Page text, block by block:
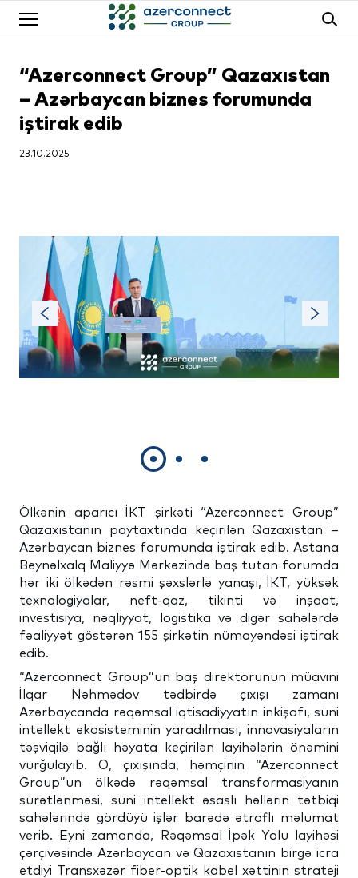
“Azerconnect Group” Qazaxıstan
– Azərbaycan biznes forumunda
iştirak edib
23.10.2025
Ölkənin aparıcı İKT şirkəti “Azerconnect Group”
Qazaxıstanın paytaxtında keçirilən Qazaxıstan –
Azərbaycan biznes forumunda iştirak edib. Astana
Beynəlxalq Maliyyə Mərkəzində baş tutan forumda
hər iki ölkədən rəsmi şəxslərlə yanaşı, İKT, yüksək
texnologiyalar, neft-qaz, tikinti və inşaat,
investisiya, nəqliyyat, logistika və digər sahələrdə
fəaliyyət göstərən 155 şirkətin nümayəndəsi iştirak
edib.
“Azerconnect Group”un baş direktorunun müavini
İlqar Nəhmədov tədbirdə çıxışı zamanı
Azərbaycanda rəqəmsal iqtisadiyyatın inkişafı, süni
intellekt ekosisteminin yaradılması, innovasiyaların
təşviqilə bağlı həyata keçirilən layihələrin önəmini
vurğulayıb. O, çıxışında, həmçinin “Azerconnect
Group”un ölkədə rəqəmsal transformasiyanın
sürətlənməsi, süni intellekt əsaslı həllərin tətbiqi
sahələrində gördüyü işlər barədə ətraflı məlumat
verib. Eyni zamanda, Rəqəmsal İpək Yolu layihəsi
çərçivəsində Azərbaycan və Qazaxıstanın birgə icra
etdiyi Transxəzər fiber-optik kabel xəttinin strateji